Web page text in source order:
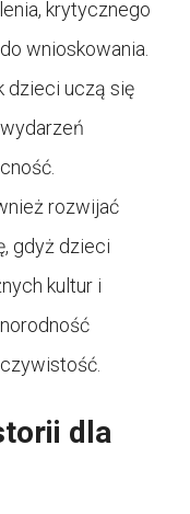
krytycznego
wnioskowania.
dzieci uczą się
rozwijać
gdyż dzieci
kultur i
dla